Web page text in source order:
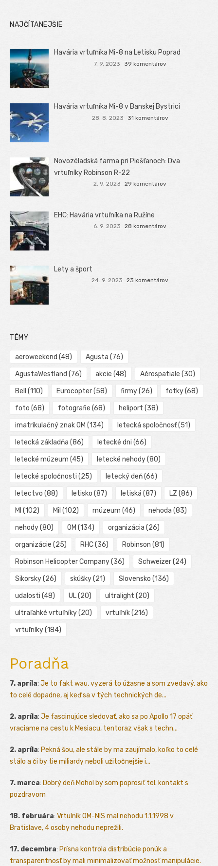
NAJČÍTANEJŠIE
Havária vrtuľníka Mi-8 na Letisku Poprad
7. 9. 2023 39 komentárov
Havária vrtuľníka Mi-8 v Banskej Bystrici
28. 8. 2023 31 komentárov
Novozéladská farma pri Piešťanoch: Dva
vrtuľníky Robinson R-22
2. 9. 2023 29 komentárov
EHC: Havária vrtuľníka na Ružíne
6. 9. 2023 28 komentárov
Lety a šport
24. 9. 2023 23 komentárov
TÉMY
aeroweekend (48) Agusta (76)
AgustaWestland (76) akcie (48) Aérospatiale (30)
Bell (110) Eurocopter(58) firmy(26) fotky(68)
foto (68) fotografie (68) heliport (38)
imatrikulačný znak OM (134) letecká spoločnosť(51)
letecká základňa (86) letecké dni (66)
letecké múzeum (45) letecké nehody(80)
letecké spoločnosti (25) letecký deň(66)
letectvo (88) letisko (87) letiská (87) LZ (86)
MI (102) Mil (102) múzeum (46) nehoda (83)
nehody(80) OM (134) organizácia (26)
organizácie (25) RHC(36) Robinson (81)
Robinson Helicopter Company(36) Schweizer(24)
Sikorsky(26) skúšky(21) Slovensko (136)
udalosti (48) UL(20) ultralight (20)
ultraľahké vrtuľníky(20) vrtuľník(216)
vrtuľníky(184)
Poradňa
7. apríla: Je to fakt wau, vyzerá to úžasne a som zvedavý, ako
to celé dopadne, aj keď sa v tých technických de...
2. apríla: Je fascinujúce sledovať, ako sa po Apollo 17 opäť
vraciame na cestu k Mesiacu, tentoraz však s techn...
2. apríla: Pekná šou, ale stále by ma zaujímalo, koľko to celé
stálo a či by tie miliardy neboli užitočnejšie i...
7. marca: Dobrý deň Mohol by som poprosiť tel. kontakt s
pozdravom
18. februára: Vrtulník OM-NIS mal nehodu 1.1.1998 v
Bratislave, 4 osoby nehodu neprežili.
17. decembra: Prísna kontrola distribúcie ponúk a
transparentnosť by mali minimalizovať možnosť manipulácie.